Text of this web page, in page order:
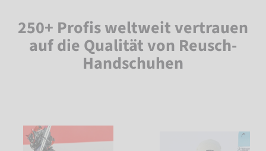
250+ Profis weltweit vertrauen
auf die Qualität von Reusch-
Handschuhen